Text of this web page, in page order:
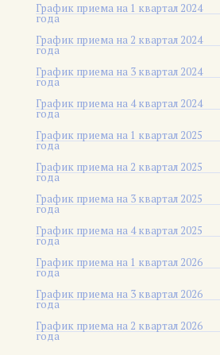
График приема на 1 квартал 2024
года
График приема на 2 квартал 2024
года
График приема на 3 квартал 2024
года
График приема на 4 квартал 2024
года
График приема на 1 квартал 2025
года
График приема на 2 квартал 2025
года
График приема на 3 квартал 2025
года
График приема на 4 квартал 2025
года
График приема на 1 квартал 2026
года
График приема на 3 квартал 2026
года
График приема на 2 квартал 2026
года